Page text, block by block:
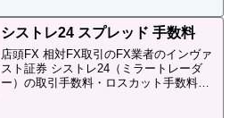
料無料です。スプレッド 通貨ペア外為ど
っと...
シストレ24 スプレッド 手数料
店頭FX 相対FX取引のFX業者のインヴァ
スト証券 シストレ24（ミラートレーダ
ー）の取引手数料・ロスカット手数料は